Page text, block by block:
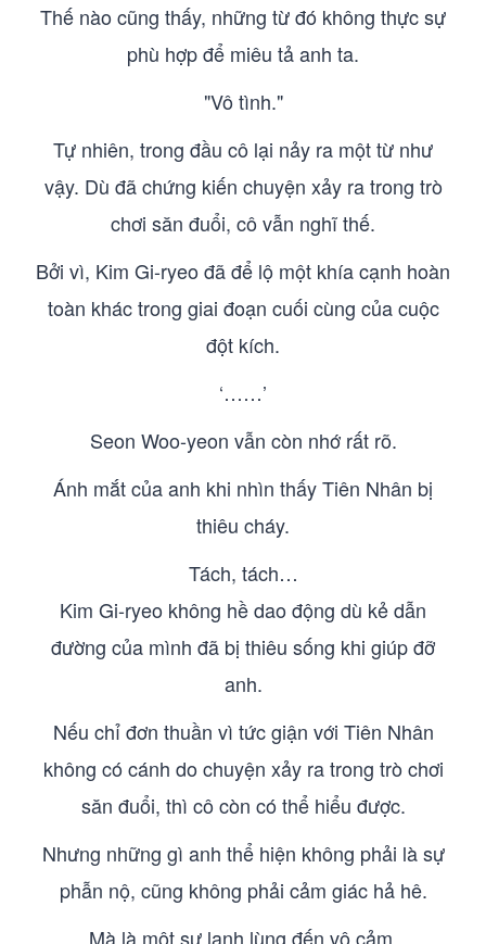
Thế nào cũng thấy, những từ đó không thực sự
phù hợp để miêu tả anh ta.
"Vô tình."
Tự nhiên, trong đầu cô lại nảy ra một từ như
vậy. Dù đã chứng kiến chuyện xảy ra trong trò
chơi săn đuổi, cô vẫn nghĩ thế.
Bởi vì, Kim Gi-ryeo đã để lộ một khía cạnh hoàn
toàn khác trong giai đoạn cuối cùng của cuộc
đột kích.
‘……’
Seon Woo-yeon vẫn còn nhớ rất rõ.
Ánh mắt của anh khi nhìn thấy Tiên Nhân bị
thiêu cháy.
Tách, tách…
Kim Gi-ryeo không hề dao động dù kẻ dẫn
đường của mình đã bị thiêu sống khi giúp đỡ
anh.
Nếu chỉ đơn thuần vì tức giận với Tiên Nhân
không có cánh do chuyện xảy ra trong trò chơi
săn đuổi, thì cô còn có thể hiểu được.
Nhưng những gì anh thể hiện không phải là sự
phẫn nộ, cũng không phải cảm giác hả hê.
Mà là một sự lạnh lùng đến vô cảm.